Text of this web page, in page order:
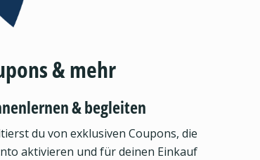
& mehr
& begleiten
du von exklusiven Coupons, die
aktivieren und für deinen Einkauf